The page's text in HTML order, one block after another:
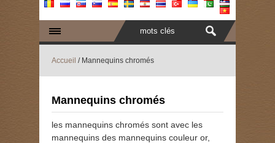
Accueil / Mannequins chromés
Mannequins chromés
les mannequins chromés sont avec les
mannequins des mannequins couleur or,